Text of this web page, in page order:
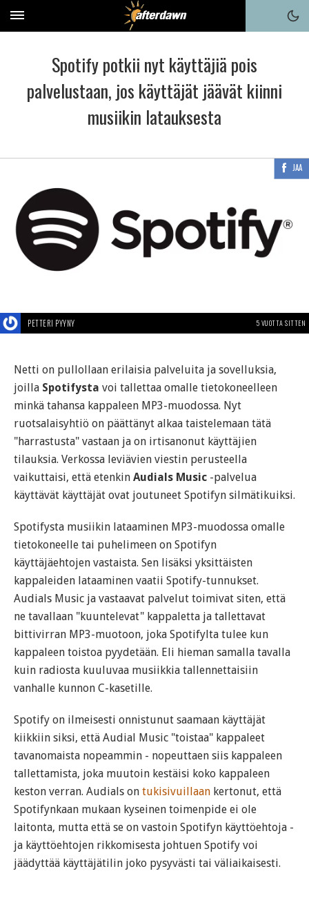
Spotify potkii nyt käyttäjiä pois
palvelustaan, jos käyttäjät jäävät kiinni
musiikin latauksesta
JAA
PETTERI PYYNY 5 VUOTTA SITTEN
Netti on pullollaan erilaisia palveluita ja sovelluksia,
joilla Spotifysta voi tallettaa omalle tietokoneelleen
minkä tahansa kappaleen MP3-muodossa. Nyt
ruotsalaisyhtiö on päättänyt alkaa taistelemaan tätä
"harrastusta" vastaan ja on irtisanonut käyttäjien
tilauksia. Verkossa leviävien viestin perusteella
vaikuttaisi, että etenkin Audials Music -palvelua
käyttävät käyttäjät ovat joutuneet Spotifyn silmätikuiksi.
Spotifysta musiikin lataaminen MP3-muodossa omalle
tietokoneelle tai puhelimeen on Spotifyn
käyttäjäehtojen vastaista. Sen lisäksi yksittäisten
kappaleiden lataaminen vaatii Spotify-tunnukset.
Audials Music ja vastaavat palvelut toimivat siten, että
ne tavallaan "kuuntelevat" kappaletta ja tallettavat
bittivirran MP3-muotoon, joka Spotifylta tulee kun
kappaleen toistoa pyydetään. Eli hieman samalla tavalla
kuin radiosta kuuluvaa musiikkia tallennettaisiin
vanhalle kunnon C-kasetille.
Spotify on ilmeisesti onnistunut saamaan käyttäjät
kiikkiin siksi, että Audial Music "toistaa" kappaleet
tavanomaista nopeammin - nopeuttaen siis kappaleen
tallettamista, joka muutoin kestäisi koko kappaleen
keston verran. Audials on tukisivuillaan kertonut, että
Spotifynkaan mukaan kyseinen toimenpide ei ole
laitonta, mutta että se on vastoin Spotifyn käyttöehtoja -
ja käyttöehtojen rikkomisesta johtuen Spotify voi
jäädyttää käyttäjätilin joko pysyvästi tai väliaikaisesti.